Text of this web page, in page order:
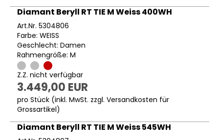
Diamant Beryll RT TIE M Weiss 400WH
Art.Nr. 5304806
Farbe: WEISS
Geschlecht: Damen
Rahmengröße: M
Z.Z. nicht verfügbar
3.449,00 EUR
pro Stück (inkl. MwSt. zzgl. Versandkosten für
Grossartikel)
Diamant Beryll RT TIE M Weiss 545WH